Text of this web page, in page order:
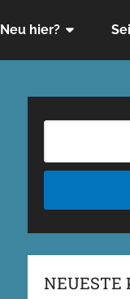
Neu hier?
NEUESTE